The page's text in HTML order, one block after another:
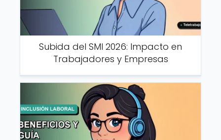
Subida del SMI 2026: Impacto en
Trabajadores y Empresas